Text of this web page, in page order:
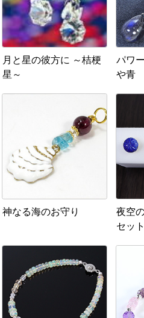
月と星の彼方に ～桔梗
星～
パワ
や青
神なる海のお守り
夜空
セッ